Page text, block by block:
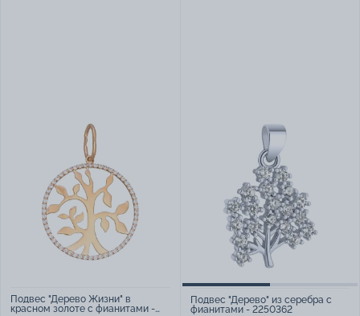
Подвес "Дерево Жизни" в
красном золоте с фианитами -
Подвес "Дерево" из серебра с
фианитами - 2250362